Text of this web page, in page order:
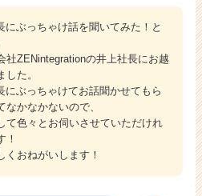
にぶっちゃけ話を聞いてみた！と
社ZENintegrationの井上社長にお越
した。
にぶっちゃけてお話聞かせてもら
なかなかないので、
て色々とお伺いさせていただけれ
！
くおねがいします！